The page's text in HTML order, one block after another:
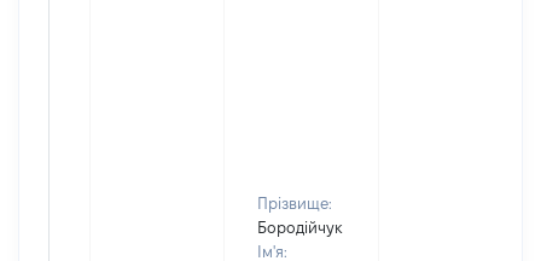
Прізвище:
Бородійчук
Ім'я: